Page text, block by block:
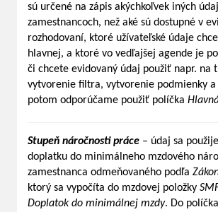
sú určené na zápis akýchkoľvek iných
zamestnancoch, než aké sú dostupné v
rozhodovaní, ktoré užívateľské údaje
hlavnej, a ktoré vo vedľajšej agende je
či chcete evidovaný údaj použiť napr. na
vytvorenie filtra, vytvorenie podmienky a
potom odporúčame použiť políčka
Stupeň náročnosti práce – údaj sa
doplatku do minimálneho mzdového
zamestnanca odmeňovaného podľa
ktorý sa vypočíta do mzdovej položky
Doplatok do minimálnej mzdy. Do